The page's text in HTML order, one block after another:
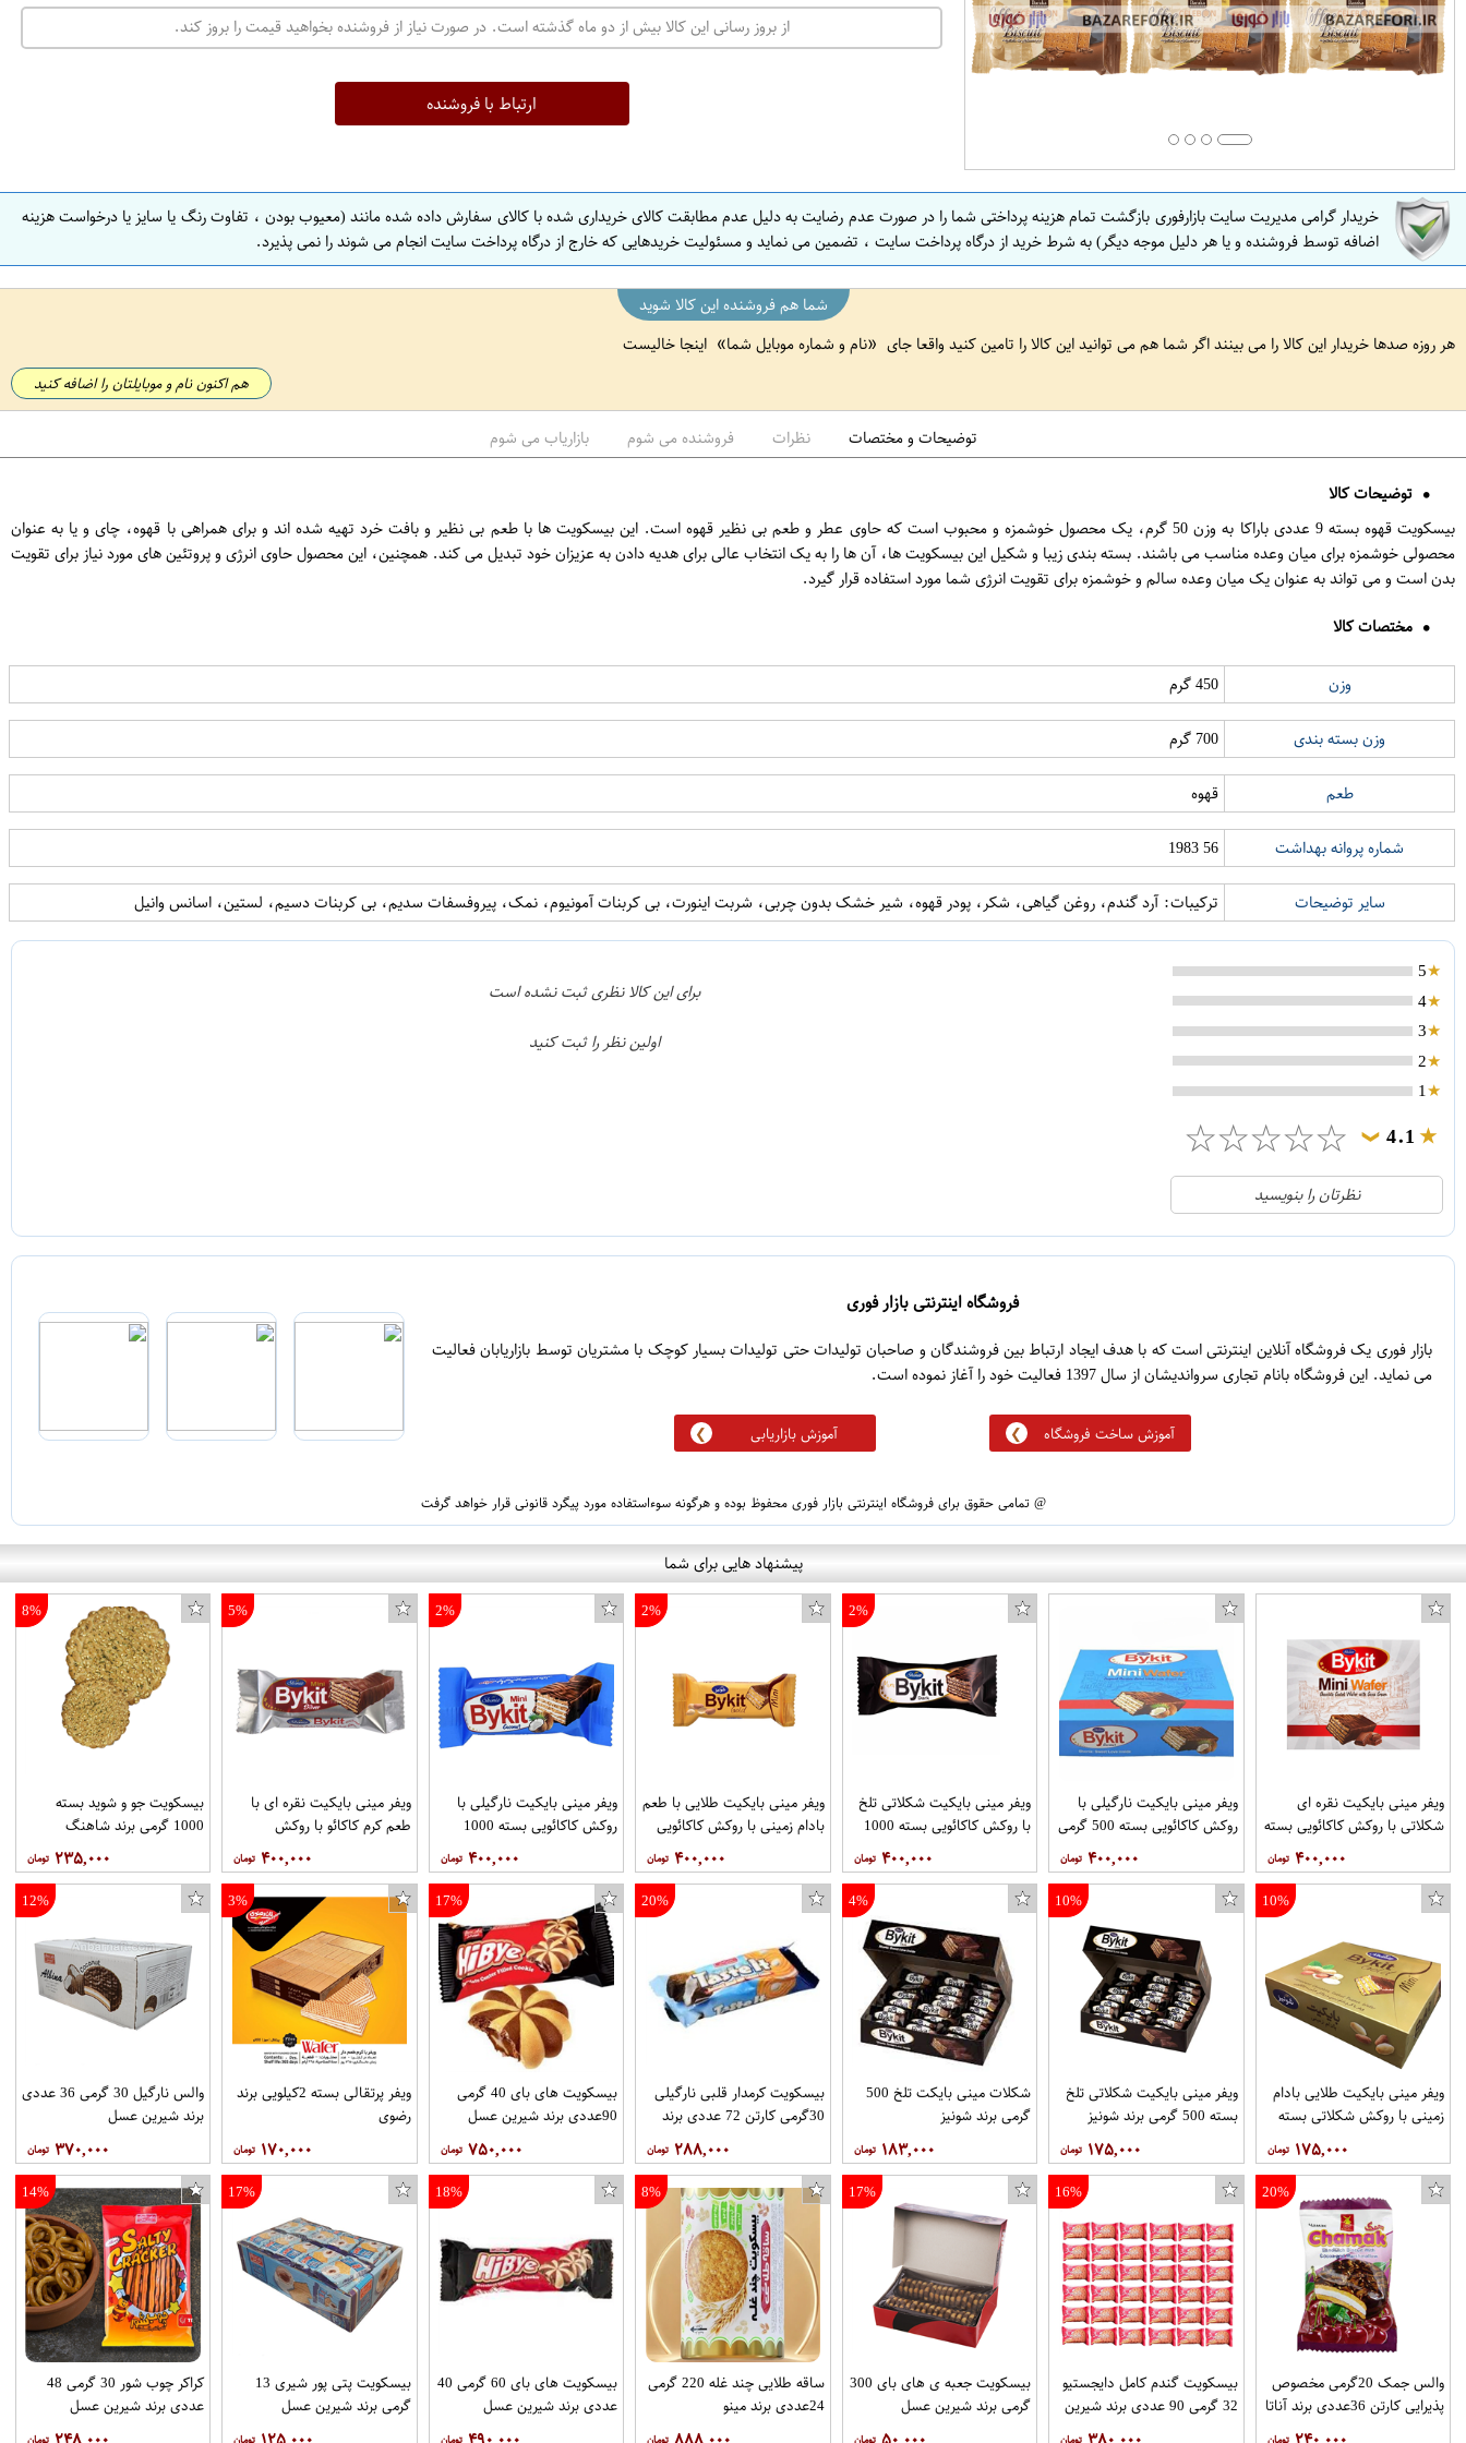
ت
ه
ن
ص
ف
ه
ا
ف
ه
از بروز رسانی این کالا بیش از دو ماه گذشته است. در صورت نیاز از فروشنده بخواهید قیمت را بروز کند.
ارتباط با فروشنده
خریدار گرامی مدیریت سایت بازارفوری بازگشت تمام هزینه پرداختی شما را در صورت عدم رضایت به دلیل عدم مطابقت کالای خریداری شده با کالای سفارش داده شده مانند (معیوب بودن ، تفاوت رنگ یا سایز یا درخواست هزینه
اضافه توسط فروشنده و یا هر دلیل موجه دیگر) به شرط خرید از درگاه پرداخت سایت ، تضمین می نماید و مسئولیت خریدهایی که خارج از درگاه پرداخت سایت انجام می شوند را نمی پذیرد.
شما هم فروشنده این کالا شوید
هر روزه صدها خریدار این کالا را می بینند اگر شما هم می توانید این کالا را تامین کنید واقعا جای
نام و شماره موبایل شما اینجا خالیست
هم اکنون نام و موبایلتان را اضافه کنید
توضیحات و مختصات نظرات فروشنده می شوم بازاریاب می شوم
توضیحات کالا
بیسکویت قهوه بسته 9 عددی باراکا به وزن 50 گرم، یک محصول خوشمزه و محبوب است که حاوی عطر و طعم بی نظیر قهوه است. این بیسکویت ها با طعم بی نظیر و بافت خرد تهیه شده اند و برای همراهی با قهوه، چای و یا به عنوان
محصولی خوشمزه برای میان وعده مناسب می باشند. بسته بندی زیبا و شکیل این بیسکویت ها، آن ها را به یک انتخاب عالی برای هدیه دادن به عزیزان خود تبدیل می کند. همچنین، این محصول حاوی انرژی و پروتئین های مورد نیاز برای تقویت
بدن است و می تواند به عنوان یک میان وعده سالم و خوشمزه برای تقویت انرژی شما مورد استفاده قرار گیرد.
مختصات کالا
وزن 450 گرم
وزن بسته بندی 700 گرم
طعم قهوه
شماره پروانه بهداشت 56 1983
سایر توضیحات ترکیبات: آرد گندم، روغن گیاهی، شکر، پودر قهوه، شیر خشک بدون چربی، شربت اینورت، بی کربنات آمونیوم، نمک، پیروفسفات سدیم، بی کربنات دسیم، لستین، اسانس وانیل
5
4
3
2
1
4.1
❯
☆
☆
☆
☆
☆
21
3
1
1
5
نظرتان را بنویسید
برای این کالا نظری ثبت نشده است
اولین نظر را ثبت کنید
فروشگاه اینترنتی بازار فوری
بازار فوری یک فروشگاه آنلاین اینترنتی است که با هدف ایجاد ارتباط بین فروشندگان و صاحبان تولیدات حتی تولیدات بسیار کوچک با مشتریان توسط بازاریابان فعالیت
می نماید. این فروشگاه بانام تجاری سرواندیشان از سال 1397 فعالیت خود را آغاز نموده است.
آموزش ساخت فروشگاه آموزش بازاریابی
@ تمامی حقوق برای فروشگاه اینترنتی بازار فوری محفوظ بوده و هرگونه سوءاستفاده مورد پیگرد قانونی قرار خواهد گرفت
پیشنهاد هایی برای شما
ویفر مینی بایکیت نقره ای
شکلاتی با روکش کاکائویی بسته
۴۰۰,۰۰۰
ویفر مینی بایکیت نارگیلی با
روکش کاکائویی بسته 500 گرمی
۴۰۰,۰۰۰
2%
ویفر مینی بایکیت شکلاتی تلخ
با روکش کاکائویی بسته 1000
۴۰۰,۰۰۰
2%
ویفر مینی بایکیت طلایی با طعم
بادام زمینی با روکش کاکائویی
۴۰۰,۰۰۰
2%
ویفر مینی بایکیت نارگیلی با
روکش کاکائویی بسته 1000
۴۰۰,۰۰۰
5%
ویفر مینی بایکیت نقره ای با
طعم کرم کاکائو با روکش
کاکائویی بسته1000 گرمی برند
شونیز
۴۰۰,۰۰۰
8%
بیسکویت جو و شوید بسته
1000 گرمی برند شاهنگ
۲۳۵,۰۰۰
10%
ویفر مینی بایکیت طلایی بادام
زمینی با روکش شکلاتی بسته
۱۷۵,۰۰۰
10%
ویفر مینی بایکیت شکلاتی تلخ
بسته 500 گرمی برند شونیز
۱۷۵,۰۰۰
4%
شکلات مینی بایکت تلخ 500
گرمی برند شونیز
۱۸۳,۰۰۰
20%
بیسکویت کرمدار قلبی نارگیلی
30گرمی کارتن 72 عددی برند
۲۸۸,۰۰۰
17%
بیسکویت های بای 40 گرمی
90عددی برند شیرین عسل
۷۵۰,۰۰۰
3%
ویفر پرتقالی بسته 2کیلویی برند
رضوی
۱۷۰,۰۰۰
12%
والس نارگیل 30 گرمی 36 عددی
برند شیرین عسل
۳۷۰,۰۰۰
20%
والس جمک 20گرمی مخصوص
پذیرایی کارتن 36عددی برند آناتا
16%
بیسکویت گندم کامل دایجستیو
32 گرمی 90 عددی برند شیرین
17%
بیسکویت جعبه ی های بای 300
گرمی برند شیرین عسل
8%
ساقه طلایی چند غله 220 گرمی
24عددی برند مینو
18%
بیسکویت های بای 60 گرمی 40
عددی برند شیرین عسل
17%
بیسکویت پتی پور شیری 13
گرمی برند شیرین عسل
14%
کراکر چوب شور 30 گرمی 48
عددی برند شیرین عسل